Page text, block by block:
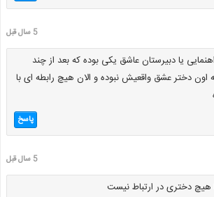
5 سال قبل
یا دبیرستان عاشق یکی بوده که بعد از چند
اون دختر عشق واقعیش نبوده و الان هیچ رابطه ای با
پاسخ
5 سال قبل
هیچ دختری در ارتباط نیست